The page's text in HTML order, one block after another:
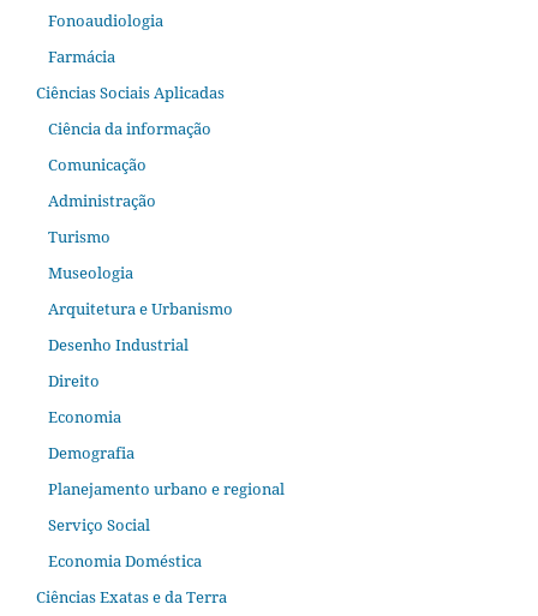
Fonoaudiologia
Farmácia
Ciências Sociais Aplicadas
Ciência da informação
Comunicação
Administração
Turismo
Museologia
Arquitetura e Urbanismo
Desenho Industrial
Direito
Economia
Demografia
Planejamento urbano e regional
Serviço Social
Economia Doméstica
Ciências Exatas e da Terra